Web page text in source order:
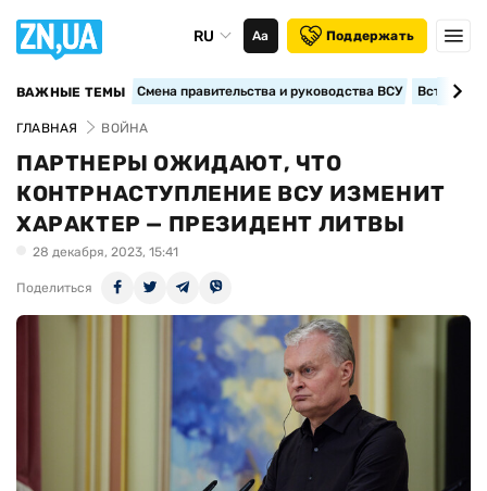
RU Аа Поддержать
ВАЖНЫЕ ТЕМЫ Смена правительства и руководства ВСУ
ГЛАВНАЯ ВОЙНА
ПАРТНЕРЫ ОЖИДАЮТ, ЧТО
КОНТРНАСТУПЛЕНИЕ ВСУ ИЗМЕНИТ
ХАРАКТЕР — ПРЕЗИДЕНТ ЛИТВЫ
28 декабря, 2023, 15:41
Поделиться